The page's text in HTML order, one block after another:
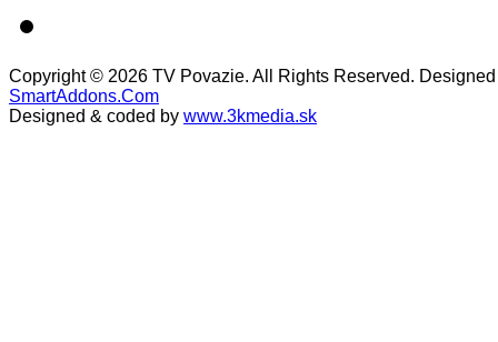
Copyright © 2026 TV Povazie. All Rights Reserved.
SmartAddons.Com
Designed & coded by www.3kmedia.sk